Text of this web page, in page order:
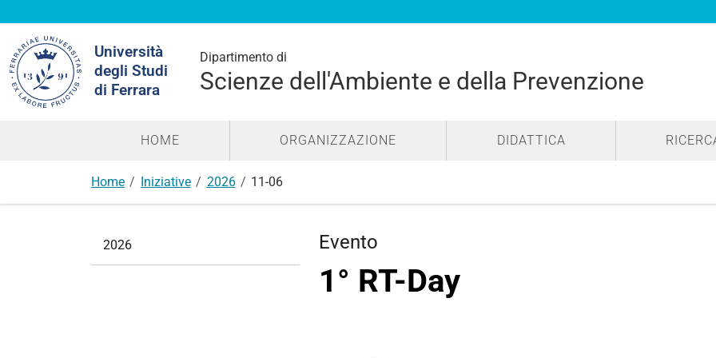
Università
degli Studi
di Ferrara
Dipartimento di
Scienze dell'Ambiente e della Prevenzione
nel
sito
HOME ORGANIZZAZIONE DIDATTICA
Home Iniziative 2026 11-06
Evento
1° RT-Day
2026